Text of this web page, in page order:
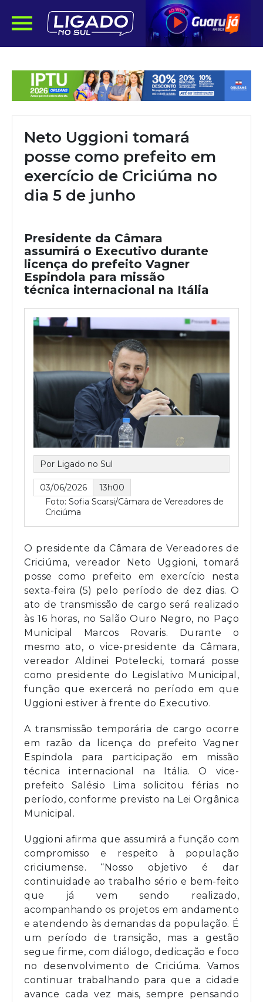
Neto Uggioni tomará
posse como prefeito em
exercício de Criciúma no
dia 5 de junho
Presidente da Câmara
assumirá o Executivo durante
licença do prefeito Vagner
Espindola para missão
técnica internacional na Itália
Por Ligado no Sul
03/06/2026
13h00
Foto: Sofia Scarsi/Câmara de Vereadores de
Criciúma
O presidente da Câmara de Vereadores de
Criciúma, vereador Neto Uggioni, tomará
posse como prefeito em exercício nesta
sexta-feira (5) pelo período de dez dias. O
ato de transmissão de cargo será realizado
às 16 horas, no Salão Ouro Negro, no Paço
Municipal Marcos Rovaris. Durante o
mesmo ato, o vice-presidente da Câmara,
vereador Aldinei Potelecki, tomará posse
como presidente do Legislativo Municipal,
função que exercerá no período em que
Uggioni estiver à frente do Executivo.
A transmissão temporária de cargo ocorre
em razão da licença do prefeito Vagner
Espindola para participação em missão
técnica internacional na Itália. O vice-
prefeito Salésio Lima solicitou férias no
período, conforme previsto na Lei Orgânica
Municipal.
Uggioni afirma que assumirá a função com
compromisso e respeito à população
criciumense. “Nosso objetivo é dar
continuidade ao trabalho sério e bem-feito
que já vem sendo realizado,
acompanhando os projetos em andamento
e atendendo às demandas da população. É
um período de transição, mas a gestão
segue firme, com diálogo, dedicação e foco
no desenvolvimento de Criciúma. Vamos
continuar trabalhando para que a cidade
avance cada vez mais, sempre pensando